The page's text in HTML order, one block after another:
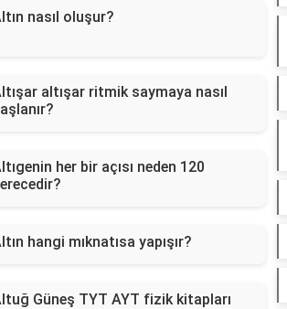
nasıl oluşur?
altışar ritmik saymaya nasıl
her bir açısı neden 120
hangi mıknatısa yapışır?
Güneş TYT AYT fizik kitapları